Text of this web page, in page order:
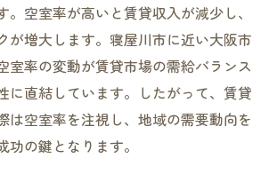
。空室率が高いと賃貸収入が減少し、
が増大します。寝屋川市に近い大阪市
室率の変動が賃貸市場の需給バランス
に直結しています。したがって、賃貸
は空室率を注視し、地域の需要動向を
の鍵となります。